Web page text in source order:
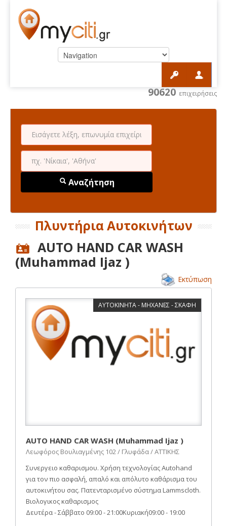
90620 επιχειρήσεις
Αναζήτηση
Πλυντήρια Αυτοκινήτων
AUTO HAND CAR WASH
(Muhammad Ijaz )
Εκτύπωση
ΑΥΤΟΚΙΝΗΤΑ - ΜΗΧΑΝΕΣ - ΣΚΑΦΗ
AUTO HAND CAR WASH (Muhammad Ijaz )
Λεωφόρος Βουλιαγμένης 102 / Γλυφάδα / ΑΤΤΙΚΗΣ
Συνεργειο καθαρισμου. Χρήση τεχνολογίας Autohand
για τον πιο ασφαλή, απαλό και απόλυτο καθάρισμα του
αυτοκινήτου σας. Πατενταρισμένο σύστημα Lammscloth.
Βιολογικος καθαρισμος
Δευτέρα - Σάββατο 09:00 - 21:00Κυριακή09:00 - 19:00